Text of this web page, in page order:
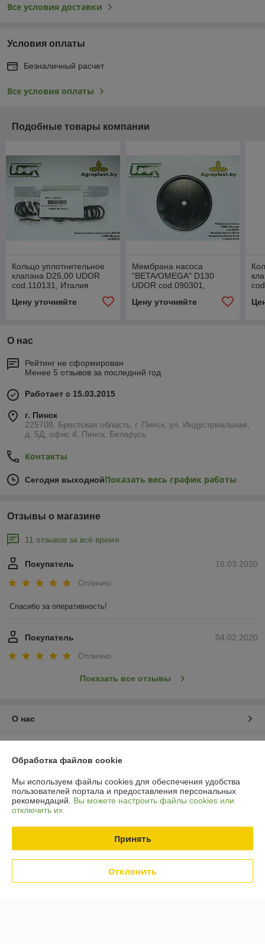
Все условия доставки
Условия оплаты
Безналичный расчет
Все условия оплаты
Подобные товары компании
Кольцо уплотнительное
клапана D25,00 UDOR
cod.110131, Италия
Цену уточняйте
Мембрана насоса
"BETA/OMEGA" D130
UDOR cod.090301,
Цену уточняйте
О нас
Рейтинг не сформирован
Менее 5 отзывов за последний год
Работает с 15.03.2015
г. Пинск
225708, Брестская область, г. Пинск, ул. Индустриальная,
д. 5Д, офис 4, Пинск, Беларусь
Контакты
Сегодня выходнойПоказать весь график работы
Отзывы о магазине
11 отзывов за всё время
16.03.2020
Покупатель
Отлично
Спасибо за оперативность!
04.02.2020
Покупатель
Отлично
Показать все отзывы
О нас
График работы
Полная версия сайта
Политика обработки cookies
Сайт создан на платформе Deal.by
Обработка файлов cookie
Мы используем файлы cookies для обеспечения удобства
пользователей портала и предоставления персональных
рекомендаций. Вы можете настроить файлы cookies или
отключить их.
Принять
Отклонить